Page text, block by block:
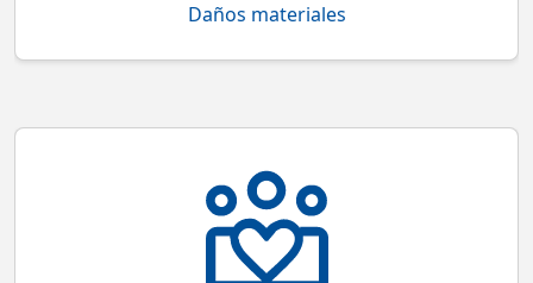
Daños materiales
Cobertura que protege al conductor si causas lesiones
a terceras personas durante un accidente